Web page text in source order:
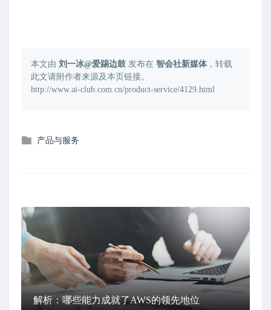
本文由 刘一冰@爱踢边鼓 发布在 智会社新媒体，转载
此文请附作者来源及本页链接。
http://www.ai-club.com.cn/product-service/4129.html
发
产品与服务
解析：哪些能力成就了AWS的领先地位